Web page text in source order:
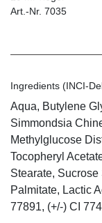
Art.-Nr. 7035
Ingredients (INCI-
Aqua, Butylene
Simmondsia
Methylglucose
Tocopheryl
Stearate, Sucrose
Palmitate, Lactic
77891, (+/-) CI